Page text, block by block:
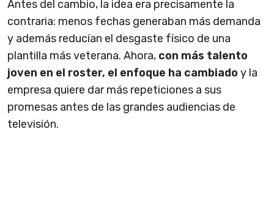
Antes del cambio, la idea era precisamente la
contraria: menos fechas generaban más demanda
y además reducían el desgaste físico de una
plantilla más veterana. Ahora, con más talento
joven en el roster, el enfoque ha cambiado y la
empresa quiere dar más repeticiones a sus
promesas antes de las grandes audiencias de
televisión.